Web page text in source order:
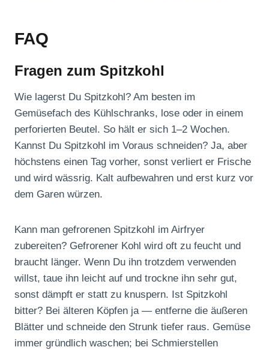
FAQ
Fragen zum Spitzkohl
Wie lagerst Du Spitzkohl? Am besten im
Gemüsefach des Kühlschranks, lose oder in einem
perforierten Beutel. So hält er sich 1–2 Wochen.
Kannst Du Spitzkohl im Voraus schneiden? Ja, aber
höchstens einen Tag vorher, sonst verliert er Frische
und wird wässrig. Kalt aufbewahren und erst kurz vor
dem Garen würzen.
Kann man gefrorenen Spitzkohl im Airfryer
zubereiten? Gefrorener Kohl wird oft zu feucht und
braucht länger. Wenn Du ihn trotzdem verwenden
willst, taue ihn leicht auf und trockne ihn sehr gut,
sonst dämpft er statt zu knuspern. Ist Spitzkohl
bitter? Bei älteren Köpfen ja — entferne die äußeren
Blätter und schneide den Strunk tiefer raus. Gemüse
immer gründlich waschen; bei Schmierstellen